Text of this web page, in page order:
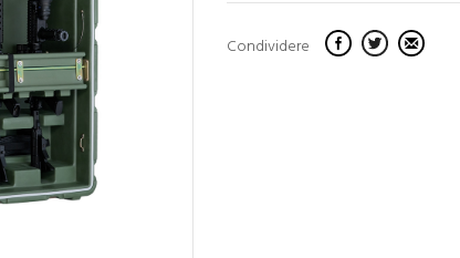
Condividere